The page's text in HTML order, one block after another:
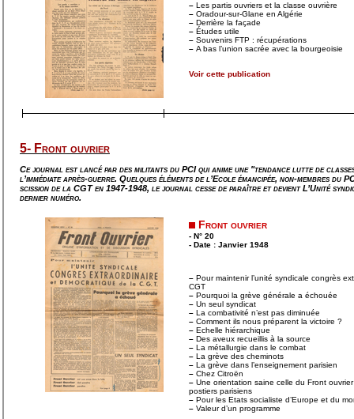
– Les partis ouvriers et la classe ouvrière
– Oradour-sur-Glane en Algérie
– Derrière la façade
– Études utile
– Souvenirs FTP : récupérations
– A bas l’union sacrée avec la bourgeoisie
Voir cette publication
5- Front ouvrier
Ce journal est lancé par des militants du PCI qui anime une "tendance lutte de
l’immédiate après-guerre. Quelques éléments de l’Ecole émancipée, non-membres du
scission de la CGT en 1947-1948, le journal cesse de paraître et devientL’Unité
dernier numéro.
Front ouvrier
- N° 20
- Date : Janvier 1948
– Pour maintenir l’unité syndicale congrès
CGT
– Pourquoi la grève générale a échouée
– Un seul syndicat
– La combativité n’est pas diminuée
– Comment ils nous préparent la victoire ?
– Echelle hiérarchique
– Des aveux recueillis à la source
– La métallurgie dans le combat
– La grève des cheminots
– La grève dans l’enseignement parisien
– Chez Citroën
– Une orientation saine celle du Front
postiers parisiens
– Pour les Etats socialiste d’Europe et du
– Valeur d’un programme